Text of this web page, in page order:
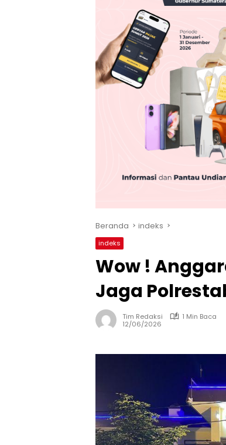
Beranda indeks
indeks
Wow !
Jaga
Tim Redaksi
1 Min Baca
12/06/2026